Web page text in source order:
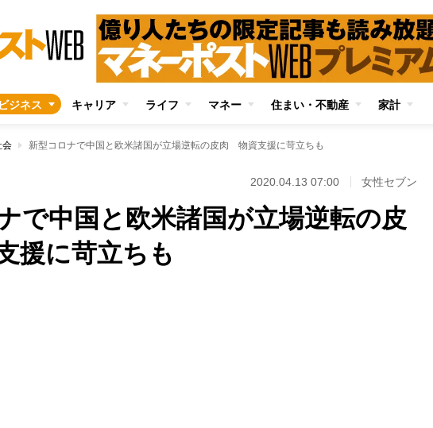
ビジネス キャリア ライフ マネー 住まい・不動産 家計
会 新型コロナで中国と欧米諸国が立場逆転の皮肉 物資支援に苛立ちも
2020.04.13 07:00 女性セブン
で中国と欧米諸国が立場逆転の皮
援に苛立ちも